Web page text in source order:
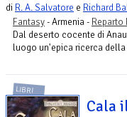
di R. A. Salvatore e Richard
Fantasy- Armenia - Reparto
Dal deserto cocente di
luogo un'epica ricerca
LIBRI
Cala